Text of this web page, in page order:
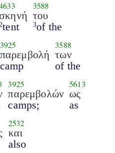
2tent
3588
του
3of the
3925
παρεμβολή
camp
3588
των
of the
3925
παρεμβολών
camps;
5613
ως
as
2532
και
also